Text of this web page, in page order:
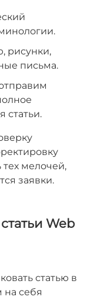
рисунки,
письма.
статьи.
тех мелочей,
заявки.
Web
статью в
на себя